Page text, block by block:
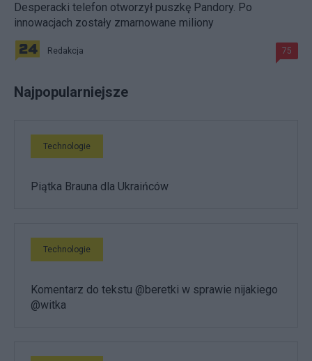
Desperacki telefon otworzył puszkę Pandory. Po
innowacjach zostały zmarnowane miliony
Redakcja 75
Najpopularniejsze
Technologie
Piątka Brauna dla Ukraińców
Technologie
Komentarz do tekstu @beretki w sprawie nijakiego
@witka